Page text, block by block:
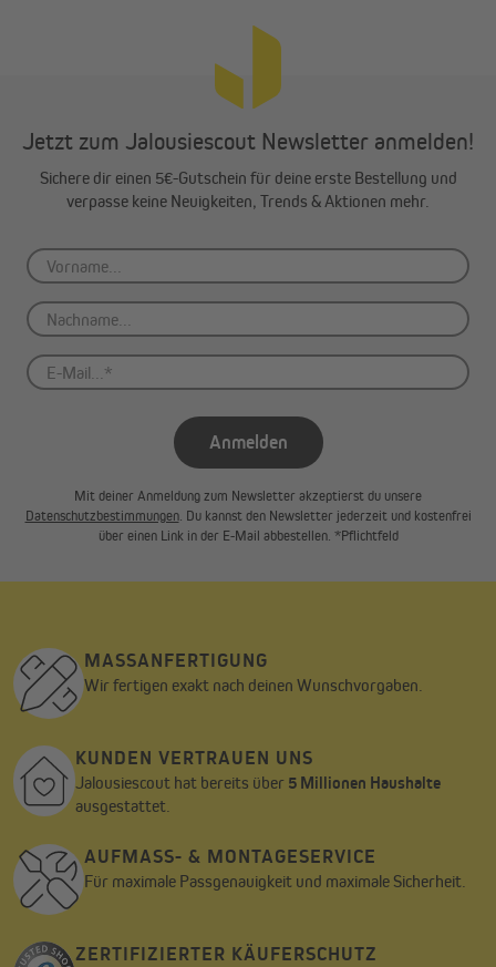
Jetzt zum Jalousiescout Newsletter anmelden!
Sichere dir einen 5€-Gutschein für deine erste Bestellung und
verpasse keine Neuigkeiten, Trends & Aktionen mehr.
Anmelden
Mit deiner Anmeldung zum Newsletter akzeptierst du unsere
Datenschutzbestimmungen. Du kannst den Newsletter jederzeit und kostenfrei
über einen Link in der E-Mail abbestellen. *Pflichtfeld
MASSANFERTIGUNG
Wir fertigen exakt nach deinen Wunschvorgaben.
KUNDEN VERTRAUEN UNS
Jalousiescout hat bereits über 5 Millionen Haushalte
ausgestattet.
AUFMASS- & MONTAGESERVICE
Für maximale Passgenauigkeit und maximale Sicherheit.
ZERTIFIZIERTER KÄUFERSCHUTZ